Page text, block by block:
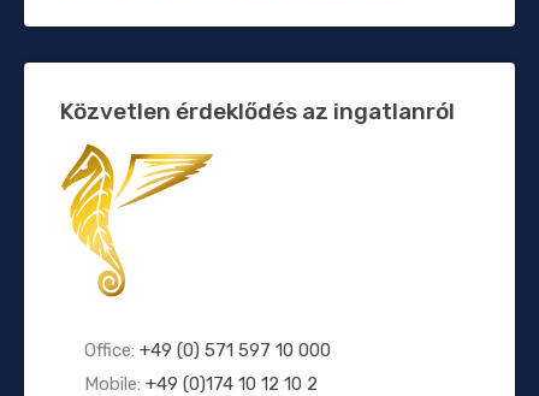
Közvetlen érdeklődés az ingatlanról
Office: +49 (0) 571 597 10 000
Mobile: +49 (0)174 10 12 10 2